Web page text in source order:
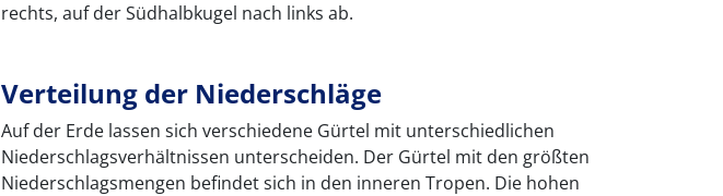
rechts, auf der Südhalbkugel nach links ab.
Verteilung der Niederschläge
Auf der Erde lassen sich verschiedene Gürtel mit unterschiedlichen
Niederschlagsverhältnissen unterscheiden. Der Gürtel mit den größten
Niederschlagsmengen befindet sich in den inneren Tropen. Die hohen